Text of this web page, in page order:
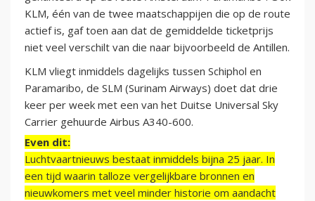
KLM, één van de twee maatschappijen die op de route
actief is, gaf toen aan dat de gemiddelde ticketprijs
niet veel verschilt van die naar bijvoorbeeld de Antillen.
KLM vliegt inmiddels dagelijks tussen Schiphol en
Paramaribo, de SLM (Surinam Airways) doet dat drie
keer per week met een van het Duitse Universal Sky
Carrier gehuurde Airbus A340-600.
Even dit:
Luchtvaartnieuws bestaat inmiddels bijna 25 jaar. In
een tijd waarin talloze vergelijkbare bronnen en
nieuwkomers met veel minder historie om aandacht